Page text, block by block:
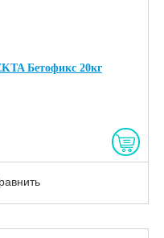
Бетофикс 20кг